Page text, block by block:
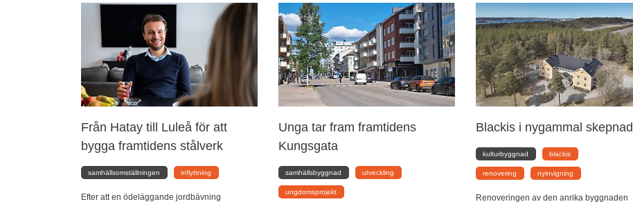
Från Hatay till Luleå för att
bygga framtidens stålverk
samhällsomställningen inflyttning
Efter att en ödeläggande jordbävning
Unga tar fram framtidens
Kungsgata
samhällsbyggnad utveckling
ungdomsprojekt
Blackis i nygammal skepnad
kulturbyggnad blackis
renovering nyinvigning
Renoveringen av den anrika byggnaden